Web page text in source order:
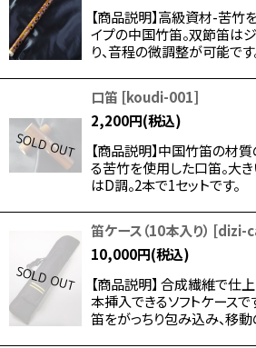
【商品説明】高級資材-苦竹
イプの中国竹笛。双節笛は
り、音程の微調整が可能です
口笛 [koudi-001]
2,200円(税込)
【商品説明】中国竹笛の材
る苦竹を使用した口笛。大
はD調。2本で1セットです。
笛ケース（10本入り） [dizi-
10,000円(税込)
【商品説明】 合成繊維で仕
本挿入できるソフトケース
笛をがっちり包み込み、移